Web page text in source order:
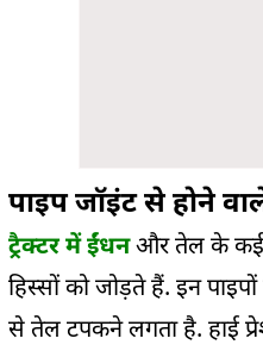
पाइप जॉइंट से होने
ट्रैक्टर में ईंधनऔर तेल के कई
हिस्सों को जोड़ते हैं. इन
से तेल टपकने लगता है. हाई